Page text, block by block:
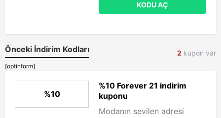
KODU AÇ
Önceki İndirim Kodları 2 kupon var
[optinform]
%10
%10 Forever 21 indirim
kuponu
Modanın sevilen adresi